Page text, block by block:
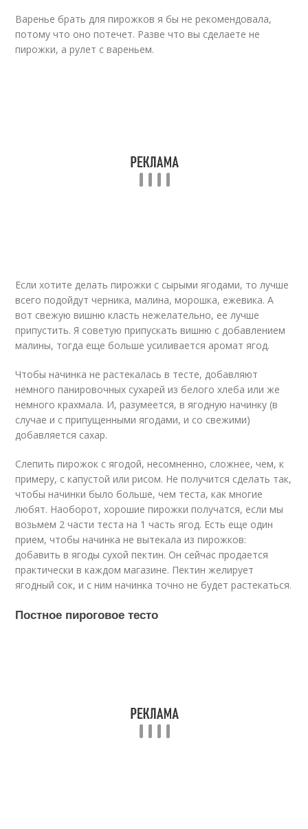
Варенье брать для пирожков я бы не рекомендовала,
потому что оно потечет. Разве что вы сделаете не
пирожки, а рулет с вареньем.
Если хотите делать пирожки с сырыми ягодами, то лучше
всего подойдут черника, малина, морошка, ежевика. А
вот свежую вишню класть нежелательно, ее лучше
припустить. Я советую припускать вишню с добавлением
малины, тогда еще больше усиливается аромат ягод.
Чтобы начинка не растекалась в тесте, добавляют
немного панировочных сухарей из белого хлеба или же
немного крахмала. И, разумеется, в ягодную начинку (в
случае и с припущенными ягодами, и со свежими)
добавляется сахар.
Слепить пирожок с ягодой, несомненно, сложнее, чем, к
примеру, с капустой или рисом. Не получится сделать так,
чтобы начинки было больше, чем теста, как многие
любят. Наоборот, хорошие пирожки получатся, если мы
возьмем 2 части теста на 1 часть ягод. Есть еще один
прием, чтобы начинка не вытекала из пирожков:
добавить в ягоды сухой пектин. Он сейчас продается
практически в каждом магазине. Пектин желирует
ягодный сок, и с ним начинка точно не будет растекаться.
Постное пироговое тесто